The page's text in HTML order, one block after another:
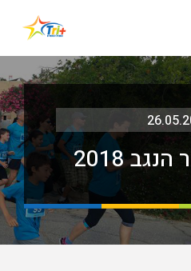
Button used only for
2018